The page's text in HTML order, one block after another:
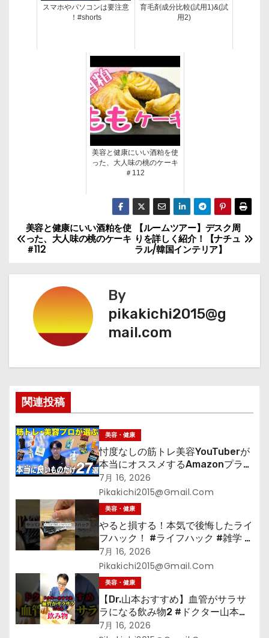
スマホやパソコンは要注意
！#shorts
育毛剤成分比較(試用1)&(試
用2)
美容と健康にいい酒粕を使
った、大人味の桃のケーキ
＃112
投
稿
ビ
ゲ
シ
ョ
ン
【ルームツアー】デスク周
りを詳しく紹介！【ナチュ
ラル/韓国インテリア】
美容と健康にいい酒粕を使
った、大人味の桃のケーキ
＃112
By
pikakichi2015@g
mail.com
関連投稿
美容・健康
忖度なしの筋トレ美容YouTuberが
本当にオススメするAmazonプライ
ムデーセールで買うべきもの
7月 16, 2026
Pikakichi2015@gmail.com
美容・健康
やると損する！本気で後悔したライ
フハック！ #ライフハック #雑学 #
裏技 #shorts #海外
7月 16, 2026
Pikakichi2015@gmail.com
美容・健康
【Dr.山本おすすめ】血管がサラサ
ラになる飲み物2 #ドクター山本
#Dr.山本#緑茶
7月 16, 2026